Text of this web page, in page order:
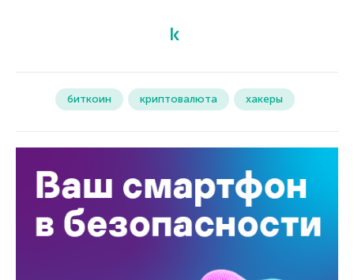
биткоин криптовалюта хакеры